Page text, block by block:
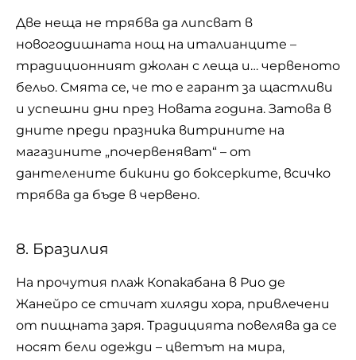
Две неща не трябва да липсват в
новогодишната нощ на италианците –
традиционният джолан с леща и… червеното
бельо. Смята се, че то е гарант за щастливи
и успешни дни през Новата година. Затова в
дните преди празника витрините на
магазините „почервеняват“ – от
дантелените бикини до боксерките, всичко
трябва да бъде в червено.
8. Бразилия
На прочутия плаж Копакабана в Рио де
Жанейро се стичат хиляди хора, привлечени
от пищната заря. Традицията повелява да се
носят бели одежди – цветът на мира,